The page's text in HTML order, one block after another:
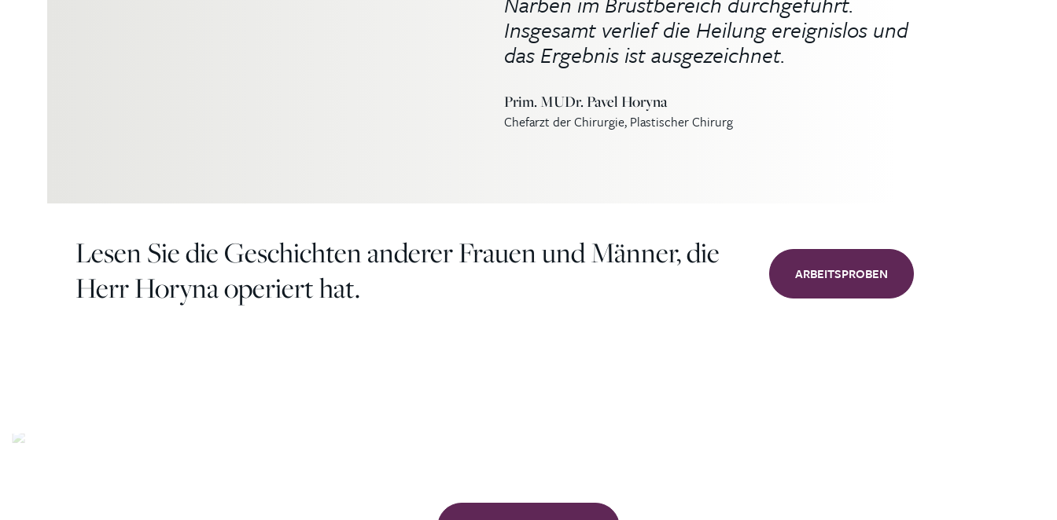
Insgesamt verlief die Heilung ereignislos und
das Ergebnis ist ausgezeichnet.
Prim. MUDr. Pavel Horyna
Chefarzt der Chirurgie, Plastischer Chirurg
Lesen Sie die Geschichten anderer Frauen und Männer, die
Herr Horyna operiert hat.
ARBEITSPROBEN